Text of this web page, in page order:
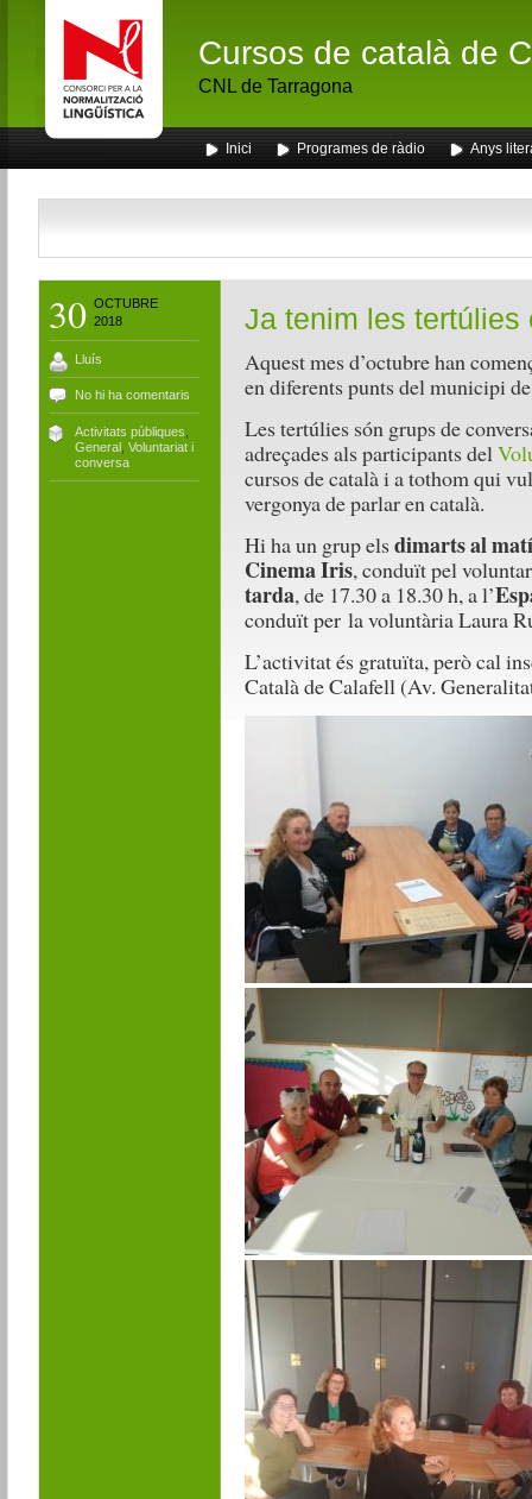
Cursos de català de
CNL de Tarragona
Inici Programes de ràdio Anys
30 OCTUBRE
2018
Lluís
No hi ha comentaris
Activitats públiques
General, Voluntariat i
conversa
Ja tenim les tertúlies
Aquest mes d’octubre han
en diferents punts del municipi
Les tertúlies són grups de
adreçades als participants del
cursos de català i a tothom qui
vergonya de parlar en català.
Hi ha un grup elsdimarts al matí
Cinema Iris, conduït pel
tarda, de 17.30 a 18.30 h, a l’
conduït per la voluntària Laura
L’activitat és gratuïta, però cal
Català de Calafell (Av.